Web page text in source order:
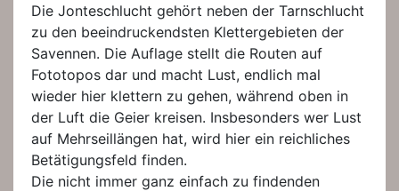
Die Jonteschlucht gehört neben der Tarnschlucht
zu den beeindruckendsten Klettergebieten der
Savennen. Die Auflage stellt die Routen auf
Fototopos dar und macht Lust, endlich mal
wieder hier klettern zu gehen, während oben in
der Luft die Geier kreisen. Insbesonders wer Lust
auf Mehrseillängen hat, wird hier ein reichliches
Betätigungsfeld finden.
Die nicht immer ganz einfach zu findenden